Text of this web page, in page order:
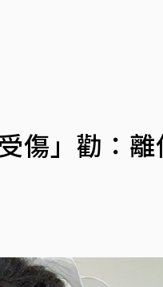
傷」勸：離